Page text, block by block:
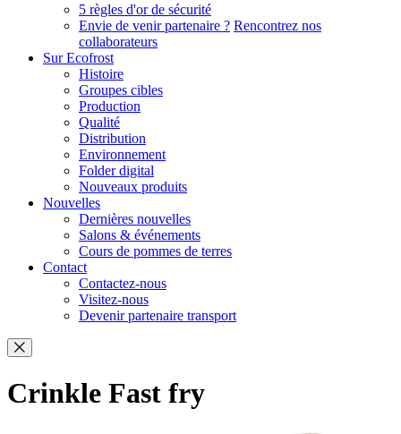
5 règles d'or de sécurité
Envie de venir partenaire ? Rencontrez nos
collaborateurs
Sur Ecofrost
Histoire
Groupes cibles
Production
Qualité
Distribution
Environnement
Folder digital
Nouveaux produits
Nouvelles
Dernières nouvelles
Salons & événements
Cours de pommes de terres
Contact
Contactez-nous
Visitez-nous
Devenir partenaire transport
Crinkle Fast fry